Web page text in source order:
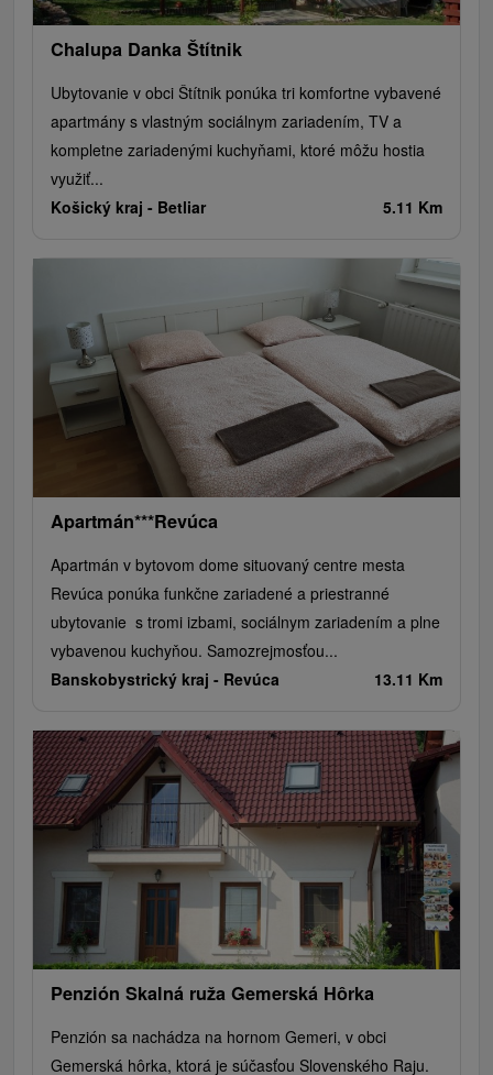
Chalupa Danka Štítnik
Ubytovanie v obci Štítnik ponúka tri komfortne vybavené
apartmány s vlastným sociálnym zariadením, TV a
kompletne zariadenými kuchyňami, ktoré môžu hostia
využiť...
Košický kraj - Betliar 5.11 Km
Apartmán***Revúca
Apartmán v bytovom dome situovaný centre mesta
Revúca ponúka funkčne zariadené a priestranné
ubytovanie s tromi izbami, sociálnym zariadením a plne
vybavenou kuchyňou. Samozrejmosťou...
Banskobystrický kraj - Revúca 13.11 Km
Penzión Skalná ruža Gemerská Hôrka
Penzión sa nachádza na hornom Gemeri, v obci
Gemerská hôrka, ktorá je súčasťou Slovenského Raju.